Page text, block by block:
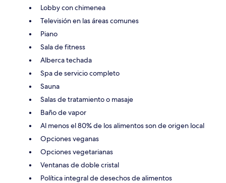
Lobby con chimenea
Televisión en las áreas comunes
Piano
Sala de fitness
Alberca techada
Spa de servicio completo
Sauna
Salas de tratamiento o masaje
Baño de vapor
Al menos el 80% de los alimentos son de origen local
Opciones veganas
Opciones vegetarianas
Ventanas de doble cristal
Política integral de desechos de alimentos